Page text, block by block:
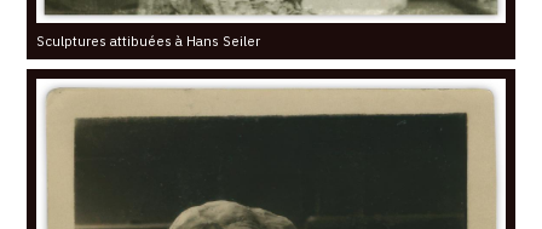
Sculptures attibuées à Hans Seiler